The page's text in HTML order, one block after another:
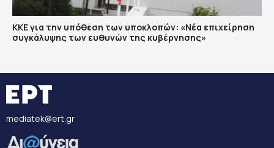
ΚΚΕ για την υπόθεση των υποκλοπών: «Νέα επιχείρηση
συγκάλυψης των ευθυνών της κυβέρνησης»
mediatek@ert.gr